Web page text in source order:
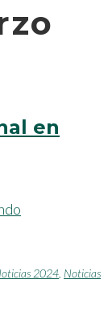
en
2024 Noticias